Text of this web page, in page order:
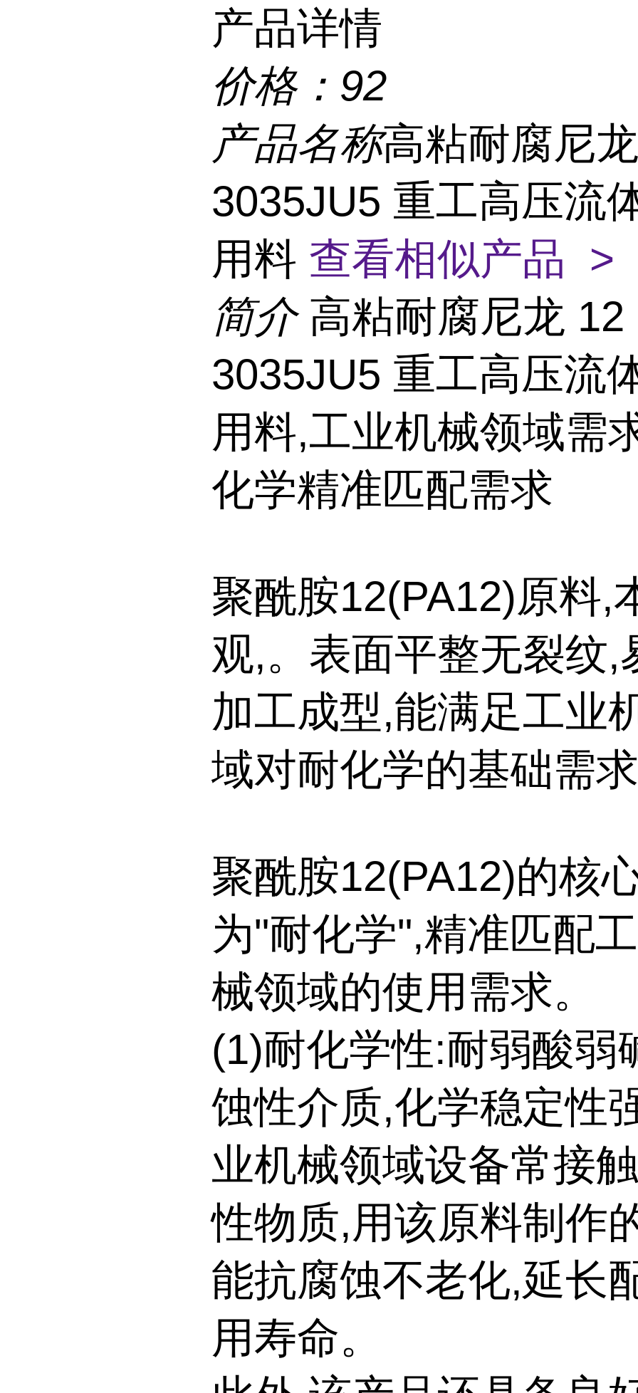
产品详情
价格： 92
产品名称高粘耐腐尼
3035JU5 重工高压流
用料 查看相似产品 >
简介 高粘耐腐尼龙 12
3035JU5 重工高压流
用料,工业机械领域需
化学精准匹配需求
聚酰胺12(PA12)原料,
观,。表面平整无裂纹,
加工成型,能满足工业
域对耐化学的基础需
聚酰胺12(PA12)的核
为"耐化学",精准匹配
械领域的使用需求。
(1)耐化学性:耐弱酸弱
蚀性介质,化学稳定性
业机械领域设备常接
性物质,用该原料制作
能抗腐蚀不老化,延长
用寿命。